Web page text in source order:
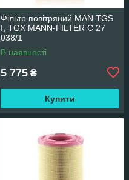
Фільтр повітряний MAN TGS
I, TGX MANN-FILTER C 27
038/1
В наявності
5 775 ₴
Купити